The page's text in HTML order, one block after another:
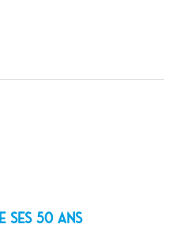
ses 50 ans